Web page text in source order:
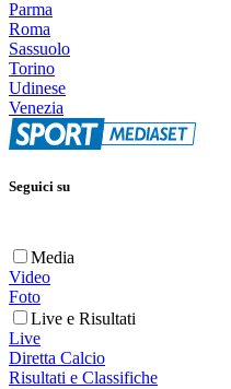
Parma
Roma
Sassuolo
Torino
Udinese
Venezia
Seguici su
Media
Video
Foto
Live e Risultati
Live
Diretta Calcio
Risultati e Classifiche